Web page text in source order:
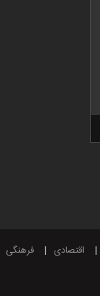
اقتصادی فرهنگی